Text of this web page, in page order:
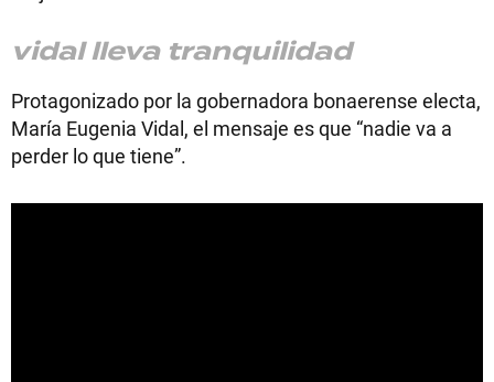
vidal lleva tranquilidad
Protagonizado por la gobernadora bonaerense electa,
María Eugenia Vidal, el mensaje es que “nadie va a
perder lo que tiene”.